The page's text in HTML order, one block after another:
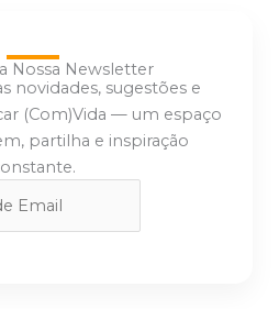
Nossa Newsletter
novidades, sugestões e
(Com)Vida — um espaço
partilha e inspiração